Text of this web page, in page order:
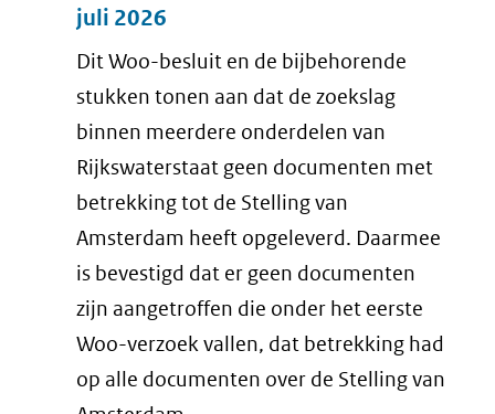
juli 2026
Dit Woo-besluit en de bijbehorende
stukken tonen aan dat de zoekslag
binnen meerdere onderdelen van
Rijkswaterstaat geen documenten met
betrekking tot de Stelling van
Amsterdam heeft opgeleverd. Daarmee
is bevestigd dat er geen documenten
zijn aangetroffen die onder het eerste
Woo-verzoek vallen, dat betrekking had
op alle documenten over de Stelling van